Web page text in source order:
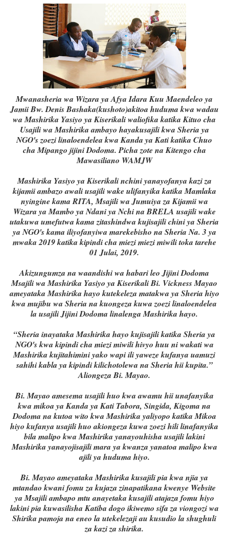
Mwanasheria wa Wizara ya Afya Idara Kuu Maendeleo ya
Jamii Bw. Denis Bashaka(kushoto)akitoa huduma kwa wadau
wa Mashirika Yasiyo ya Kiserikali waliofika katika Kituo cha
Usajili wa Mashirika ambayo hayakusajili kwa Sheria ya
NGO's zoezi linaloendelea kwa Kanda ya Kati katika Chuo
cha Mipango jijini Dodoma. Picha zote na Kitengo cha
Mawasiliano WAMJW
Mashirika Yasiyo ya Kiserikali nchini yanayofanya kazi za
kijamii ambazo awali usajili wake ulifanyika katika Mamlaka
nyingine kama RITA, Msajili wa Jumuiya za Kijamii wa
Wizara ya Mambo ya Ndani ya Nchi na BRELA usajili wake
utakuwa umefutwa kama zitashindwa kujisajili chini ya Sheria
ya NGO's kama iliyofanyiwa marekebisho na Sheria Na. 3 ya
mwaka 2019 katika kipindi cha miezi miezi miwili toka tarehe
01 Julai, 2019.
Akizungumza na waandishi wa habari leo Jijini Dodoma
Msajili wa Mashirika Yasiyo ya Kiserikali Bi. Vickness Mayao
ameyataka Mashirika hayo kutekeleza matakwa ya Sheria hiyo
kwa mujibu wa Sheria na kuongeza kuwa zoezi linaloendelea
la usajili Jijini Dodoma linalenga Mashirika hayo.
“Sheria inayataka Mashirika hayo kujisajili katika Sheria ya
NGO's kwa kipindi cha miezi miwili hivyo huu ni wakati wa
Mashirika kujitahimini yako wapi ili yaweze kufanya uamuzi
sahihi kabla ya kipindi kilichotolewa na Sheria hii kupita.”
Aliongeza Bi. Mayao.
Bi. Mayao amesema usajili huo kwa awamu hii unafanyika
kwa mikoa ya Kanda ya Kati Tabora, Singida, Kigoma na
Dodoma na kutoa wito kwa Mashirika yaliyopo katika Mikoa
hiyo kufanya usajili huo akiongeza kuwa zoezi hili linafanyika
bila malipo kwa Mashirika yanayouhisha usajili lakini
Mashirika yanayojisajili mara ya kwanza yanatoa malipo kwa
ajili ya huduma hiyo.
Bi. Mayao ameyataka Mashirika kusajili pia kwa njia ya
mtandao kwani fomu za kujaza zinapatikana kwenye Website
ya Msajili ambapo mtu anayetaka kusajili atajaza fomu hiyo
lakini pia kuwasilisha Katiba dogo ikiwemo sifa za viongozi wa
Shirika pamoja na eneo la utekelezaji au kusudio la shughuli
za kazi za shirika.